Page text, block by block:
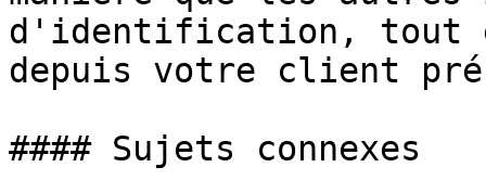
d'identification, tout
depuis votre client
#### Sujets connexes